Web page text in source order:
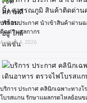
บริการ ประกาศ นำเข้าสินค้าผ่า
ติดด่านศุลกากร
August 4, 2026
บริการ ประกาศ คลินิกเฉพาะทาง
โบรสแกน รักษาแผลกรดไหลย้อน